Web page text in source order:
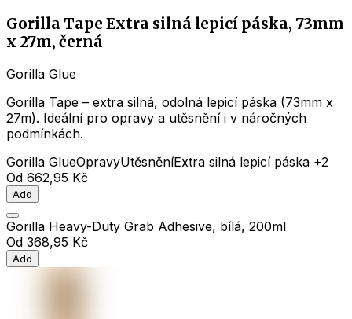
Gorilla Tape Extra silná lepicí páska, 73mm
x 27m, černá
Gorilla Glue
Gorilla Tape – extra silná, odolná lepicí páska (73mm x
27m). Ideální pro opravy a utěsnění i v náročných
podmínkách.
Gorilla GlueOpravyUtěsněníExtra silná lepicí páska +2
Od 662,95 Kč
Add
Gorilla Heavy-Duty Grab Adhesive, bílá, 200ml
Od 368,95 Kč
Add